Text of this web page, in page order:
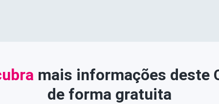
mais informações deste
de forma gratuita